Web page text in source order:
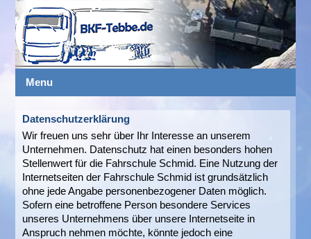
Menu
Datenschutzerklärung
Wir freuen uns sehr über Ihr Interesse an unserem
Unternehmen. Datenschutz hat einen besonders hohen
Stellenwert für die Fahrschule Schmid. Eine Nutzung der
Internetseiten der Fahrschule Schmid ist grundsätzlich
ohne jede Angabe personenbezogener Daten möglich.
Sofern eine betroffene Person besondere Services
unseres Unternehmens über unsere Internetseite in
Anspruch nehmen möchte, könnte jedoch eine